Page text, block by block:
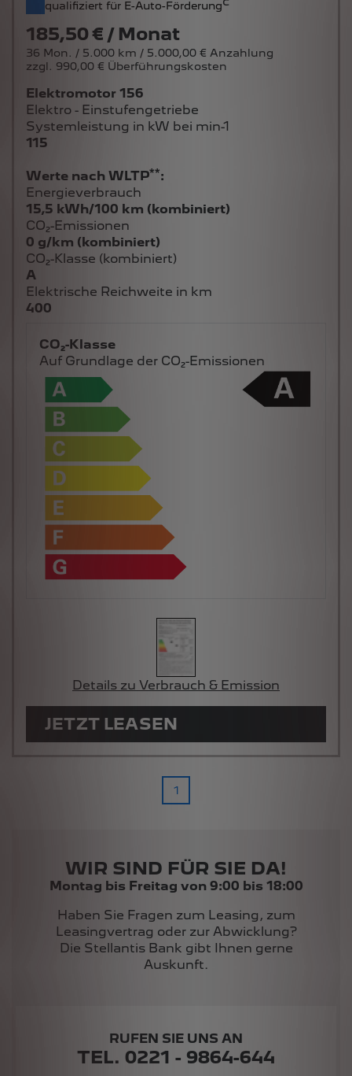
qualifiziert für E-Auto-Förderung
185,50 € / Monat
36 Mon. / 5.000 km / 5.000,00 € Anzahlung
zzgl. 990,00 € Überführungskosten
Elektromotor 156
Elektro - Einstufengetriebe
Systemleistung in kW bei min-1
115
Werte nach WLTP**:
Energieverbrauch
15,5 kWh/100 km (kombiniert)
CO₂-Emissionen
0 g/km (kombiniert)
CO₂-Klasse (kombiniert)
A
Elektrische Reichweite in km
400
CO₂-Klasse
Auf Grundlage der CO₂-Emissionen
Details zu Verbrauch & Emission
JETZT LEASEN
1
WIR SIND FÜR SIE DA!
Montag bis Freitag von 9:00 bis 18:00
Haben Sie Fragen zum Leasing, zum
Leasingvertrag oder zur Abwicklung?
Die Stellantis Bank gibt Ihnen gerne
Auskunft.
RUFEN SIE UNS AN
TEL. 0221 - 9864-644